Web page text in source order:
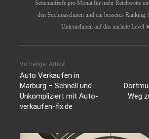
Seitenaufrufe pro Monat für mehr Reichweite
den Suchmaschinen und ein besseres
Unternehmen auf das nächste
Vorheriger Artikel
Auto Verkaufen in
Marburg – Schnell und
Unkompliziert mit Auto-
verkaufen-fix.de
Weg